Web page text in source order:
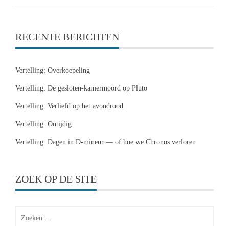
RECENTE BERICHTEN
Vertelling: Overkoepeling
Vertelling: De gesloten-kamermoord op Pluto
Vertelling: Verliefd op het avondrood
Vertelling: Ontijdig
Vertelling: Dagen in D-mineur — of hoe we Chronos verloren
ZOEK OP DE SITE